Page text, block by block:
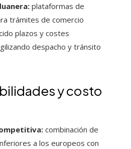
plataformas de
trámites de comercio
plazos y costes
despacho y tránsito
y costo
combinación de
a los europeos con